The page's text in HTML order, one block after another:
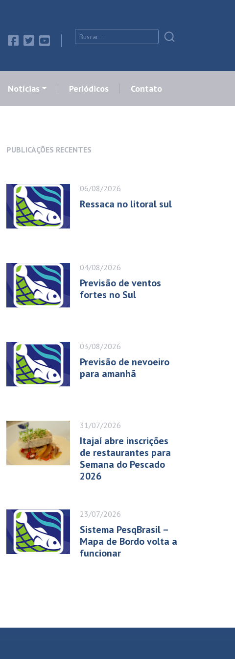
Notícias Periódicos Contato
PUBLICAÇÕES RECENTES
06/08/2026
Ressaca no litoral sul
04/08/2026
Previsão de ventos
fortes no Sul
03/08/2026
Previsão de nevoeiro
para amanhã
31/07/2026
Itajaí abre inscrições
de restaurantes para
Semana do Pescado
2026
23/07/2026
Sistema PesqBrasil –
Mapa de Bordo volta a
funcionar